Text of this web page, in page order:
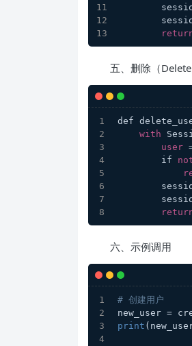
五、删除（Delete
def
with
user
        if
六、示例调用
# 创建用户
new_user =
print